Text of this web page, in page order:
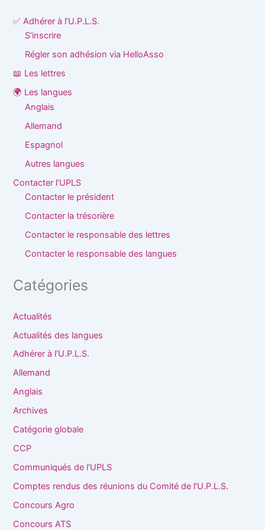
✅ Adhérer à l’U.P.L.S.
S’inscrire
Régler son adhésion via HelloAsso
📖 Les lettres
🌍 Les langues
Anglais
Allemand
Espagnol
Autres langues
Contacter l’UPLS
Contacter le président
Contacter la trésorière
Contacter le responsable des lettres
Contacter le responsable des langues
Catégories
Actualités
Actualités des langues
Adhérer à l'U.P.L.S.
Allemand
Anglais
Archives
Catégorie globale
CCP
Communiqués de l'UPLS
Comptes rendus des réunions du Comité de l'U.P.L.S.
Concours Agro
Concours ATS